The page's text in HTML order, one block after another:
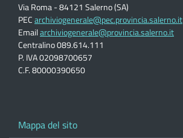
Via Roma - 84121 Salerno (SA)
PECarchiviogenerale@pec.provincia.salerno.it
Emailarchiviogenerale@provincia.salerno.it
Centralino 089.614.111
P. IVA 02098700657
C.F. 80000390650
Mappa del sito